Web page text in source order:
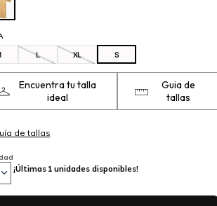
L XL S
Encuentra tu talla
ideal
Guia de
tallas
¡Últimas 1 unidades disponibles!